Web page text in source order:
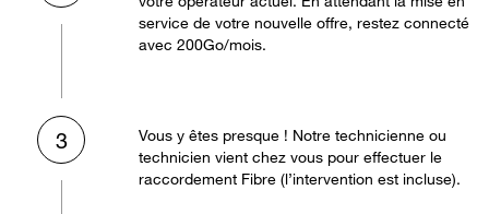
service de votre nouvelle offre, restez connecté
avec 200Go/mois.
3
Vous y êtes presque ! Notre technicienne ou
technicien vient chez vous pour effectuer le
raccordement Fibre (l’intervention est incluse).